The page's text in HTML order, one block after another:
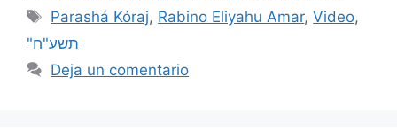
Parashá Kóraj, Rabino Eliyahu Amar,Video,
"תשע"ח
Deja un comentario